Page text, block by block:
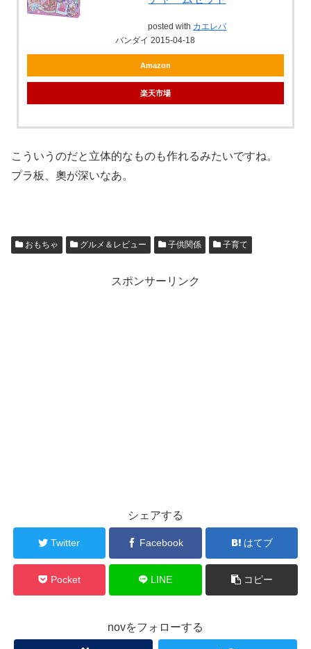
posted with カエレバ
バンダイ 2015-04-18
Amazon
楽天市場
こういうのだと立体的なものも作れるみたいですね。
プラ板、奧が深いなあ。
おもちゃ グルメ＆レビュー 子供関係 子育て
スポンサーリンク
シェアする
Twitter Facebook はてブ
Pocket LINE コピー
novをフォローする